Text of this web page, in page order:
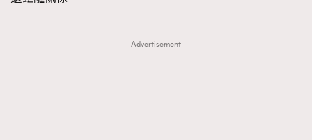
Advertisement